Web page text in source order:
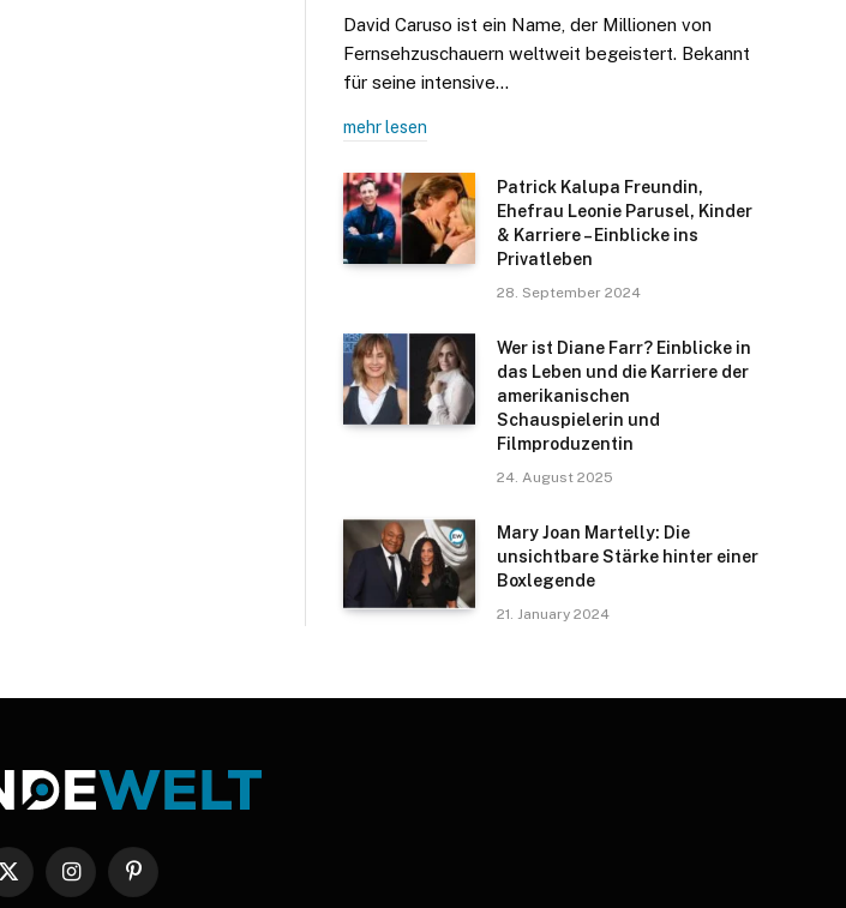
David Caruso ist ein Name, der Millionen von
Fernsehzuschauern weltweit begeistert. Bekannt
für seine intensive…
mehr lesen
Patrick Kalupa Freundin,
Ehefrau Leonie Parusel, Kinder
& Karriere – Einblicke ins
Privatleben
28. September 2024
Wer ist Diane Farr? Einblicke in
das Leben und die Karriere der
amerikanischen
Schauspielerin und
Filmproduzentin
24. August 2025
Mary Joan Martelly: Die
unsichtbare Stärke hinter einer
Boxlegende
21. January 2024
X
InstagramPinterest